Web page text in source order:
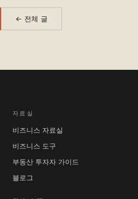
← 전체 글
자료실
비즈니스 자료실
비즈니스 도구
부동산 투자자 가이드
블로그